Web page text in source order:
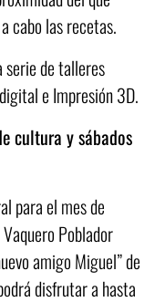
cabo las recetas.
serie de talleres
e Impresión 3D.
cultura y sábados
para el mes de
Poblador
amigo Miguel” de
disfrutar a hasta